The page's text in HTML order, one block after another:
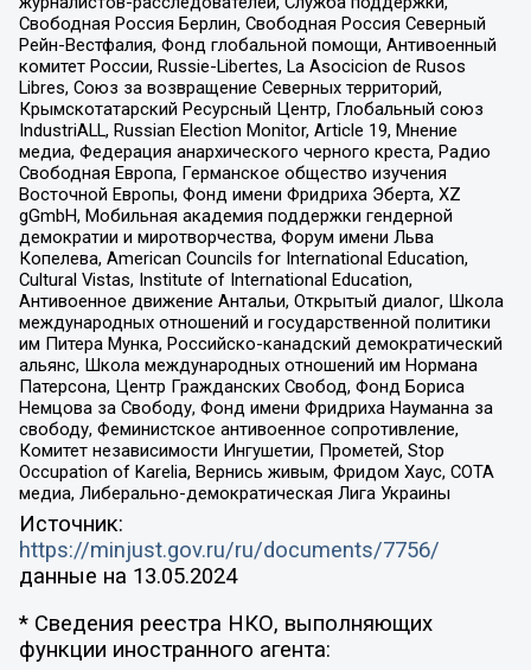
Свободная Россия Берлин, Свободная Россия Северный
Рейн-Вестфалия, Фонд глобальной помощи, Антивоенный
комитет России, Russie-Libertes, La Asocicion de Rusos
Libres, Союз за возвращение Северных территорий,
Крымскотатарский Ресурсный Центр, Глобальный союз
IndustriALL, Russian Election Monitor, Article 19, Мнение
медиа, Федерация анархического черного креста, Радио
Свободная Европа, Германское общество изучения
Восточной Европы, Фонд имени Фридриха Эберта, XZ
gGmbH, Мобильная академия поддержки гендерной
демократии и миротворчества, Форум имени Льва
Копелева, American Councils for International Education,
Cultural Vistas, Institute of International Education,
Антивоенное движение Антальи, Открытый диалог, Школа
международных отношений и государственной политики
им Питера Мунка, Российско-канадский демократический
альянс, Школа международных отношений им Нормана
Патерсона, Центр Гражданских Свобод, Фонд Бориса
Немцова за Свободу, Фонд имени Фридриха Науманна за
свободу, Феминистское антивоенное сопротивление,
Комитет независимости Ингушетии, Прометей, Stop
Occupation of Karelia, Вернись живым, Фридом Хаус, СОТА
медиа, Либерально-демократическая Лига Украины
Источник:
https://minjust.gov.ru/ru/documents/7756/
данные на 13.05.2024
* Сведения реестра НКО, выполняющих
функции иностранного агента: